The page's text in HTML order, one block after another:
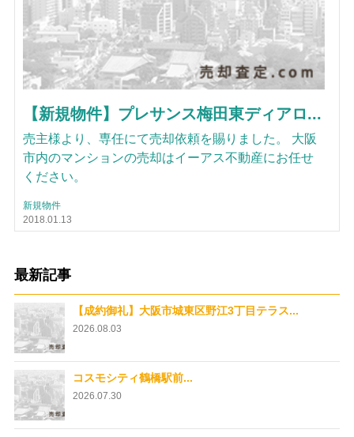
【新規物件】プレサンス梅田東ディアロ...
売主様より、専任にて売却依頼を賜りました。 大阪
市内のマンションの売却はイーアス不動産にお任せ
ください。
新規物件
2018.01.13
最新記事
【成約御礼】大阪市城東区野江3丁目テラス...
2026.08.03
コスモシティ鶴橋駅前...
2026.07.30